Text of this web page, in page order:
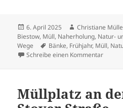
Veröffentlicht
am
6. April 2025 Autor
Christiane
Biestow, Müll, Naherholung, Natur-
Wege
Schlagwörter
Bänke, Frühjahr, Müll,
Schreibe einen Kommentarzu
Müllplatz an